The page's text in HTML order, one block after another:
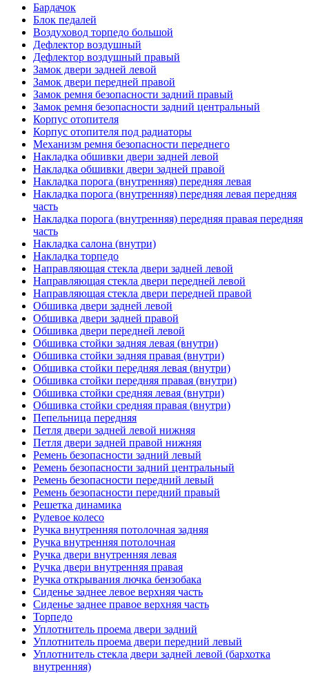
Бардачок
Блок педалей
Воздуховод торпедо большой
Дефлектор воздушный
Дефлектор воздушный правый
Замок двери задней левой
Замок двери передней правой
Замок ремня безопасности задний правый
Замок ремня безопасности задний центральный
Корпус отопителя
Корпус отопителя под радиаторы
Механизм ремня безопасности переднего
Накладка обшивки двери задней левой
Накладка обшивки двери задней правой
Накладка порога (внутренняя) передняя левая
Накладка порога (внутренняя) передняя левая передняя
часть
Накладка порога (внутренняя) передняя правая передняя
часть
Накладка салона (внутри)
Накладка торпедо
Направляющая стекла двери задней левой
Направляющая стекла двери передней левой
Направляющая стекла двери передней правой
Обшивка двери задней левой
Обшивка двери задней правой
Обшивка двери передней левой
Обшивка стойки задняя левая (внутри)
Обшивка стойки задняя правая (внутри)
Обшивка стойки передняя левая (внутри)
Обшивка стойки передняя правая (внутри)
Обшивка стойки средняя левая (внутри)
Обшивка стойки средняя правая (внутри)
Пепельница передняя
Петля двери задней левой нижняя
Петля двери задней правой нижняя
Ремень безопасности задний левый
Ремень безопасности задний центральный
Ремень безопасности передний левый
Ремень безопасности передний правый
Решетка динамика
Рулевое колесо
Ручка внутренняя потолочная задняя
Ручка внутренняя потолочная
Ручка двери внутренняя левая
Ручка двери внутренняя правая
Ручка открывания лючка бензобака
Сиденье заднее левое верхняя часть
Сиденье заднее правое верхняя часть
Торпедо
Уплотнитель проема двери задний
Уплотнитель проема двери передний левый
Уплотнитель стекла двери задней левой (бархотка
внутренняя)